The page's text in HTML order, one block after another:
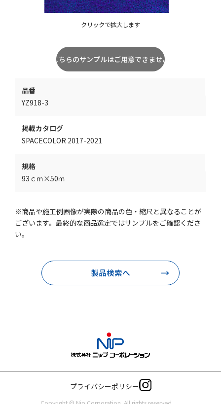
クリックで拡大します
品番
YZ918-3
掲載カタログ
SPACECOLOR 2017-2021
規格
93ｃｍ×50ｍ
※商品や施工例画像が実際の商品の色・縮尺と異なることが
ございます。最終的な商品選定ではサンプルをご確認くださ
い。
製品検索へ
プライバシーポリシー